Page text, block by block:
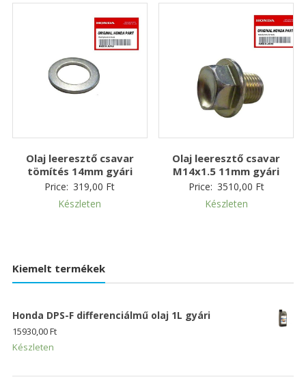
Olaj leeresztő csavar
tömítés 14mm gyári
Price: 319,00 Ft
Készleten
Olaj leeresztő csavar
M14x1.5 11mm gyári
Price: 3510,00 Ft
Készleten
Kiemelt termékek
Honda DPS-F differenciálmű olaj 1L gyári
15930,00Ft
Készleten